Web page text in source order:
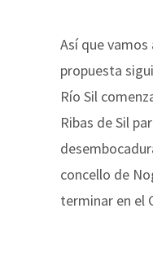
Así que
propuesta
Río Sil
Ribas de Sil
concello de
terminar en el